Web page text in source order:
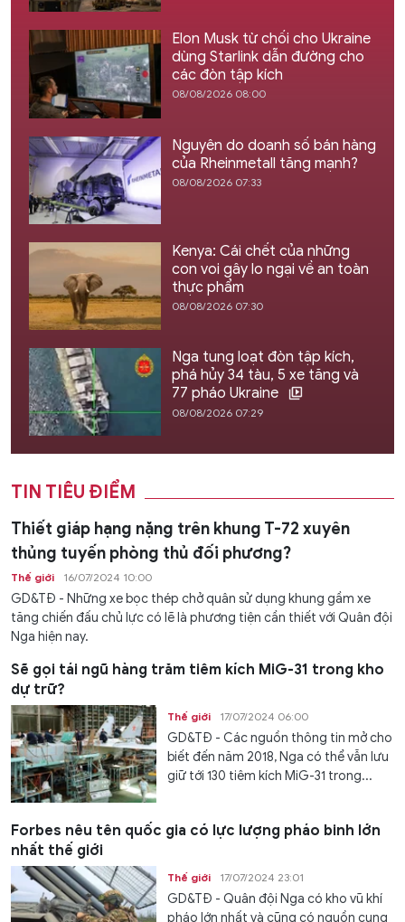
Elon Musk từ chối cho Ukraine
dùng Starlink dẫn đường cho
các đòn tập kích
08/08/2026 08:00
Nguyên do doanh số bán hàng
của Rheinmetall tăng mạnh?
08/08/2026 07:33
Kenya: Cái chết của những
con voi gây lo ngại về an toàn
thực phẩm
08/08/2026 07:30
Nga tung loạt đòn tập kích,
phá hủy 34 tàu, 5 xe tăng và
77 pháo Ukraine
08/08/2026 07:29
TIN TIÊU ĐIỂM
Thiết giáp hạng nặng trên khung T-72 xuyên
thủng tuyến phòng thủ đối phương?
Thế giới 16/07/2024 10:00
GD&TĐ - Những xe bọc thép chở quân sử dụng khung gầm xe
tăng chiến đấu chủ lực có lẽ là phương tiện cần thiết với Quân đội
Nga hiện nay.
Sẽ gọi tái ngũ hàng trăm tiêm kích MiG-31 trong kho
dự trữ?
Thế giới 17/07/2024 06:00
GD&TĐ - Các nguồn thông tin mở cho
biết đến năm 2018, Nga có thể vẫn lưu
giữ tới 130 tiêm kích MiG-31 trong...
Forbes nêu tên quốc gia có lực lượng pháo binh lớn
nhất thế giới
Thế giới 17/07/2024 23:01
GD&TĐ - Quân đội Nga có kho vũ khí
pháo lớn nhất và cũng có nguồn cung